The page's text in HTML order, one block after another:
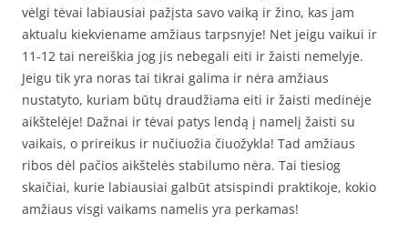
vėlgi tėvai labiausiai pažįsta savo vaiką ir žino, kas jam
aktualu kiekviename amžiaus tarpsnyje! Net jeigu vaikui ir
11-12 tai nereiškia jog jis nebegali eiti ir žaisti nemelyje.
Jeigu tik yra noras tai tikrai galima ir nėra amžiaus
nustatyto, kuriam būtų draudžiama eiti ir žaisti medinėje
aikštelėje! Dažnai ir tėvai patys lendą į namelį žaisti su
vaikais, o prireikus ir nučiuožia čiuožykla! Tad amžiaus
ribos dėl pačios aikštelės stabilumo nėra. Tai tiesiog
skaičiai, kurie labiausiai galbūt atsispindi praktikoje, kokio
amžiaus visgi vaikams namelis yra perkamas!